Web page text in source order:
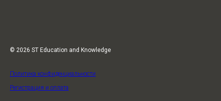
© 2026 ST Education and Knowledge
Политика конфиденциальности
Регистрация и оплата